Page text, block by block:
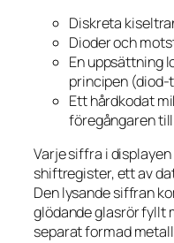
Diskreta
Dioder och
En uppsättning
principen
Ett hårdkodat
föregångaren
Varje siffra i
shiftregister, ett av
Den lysande siffran
glödande glasrör fyllt
separat formad